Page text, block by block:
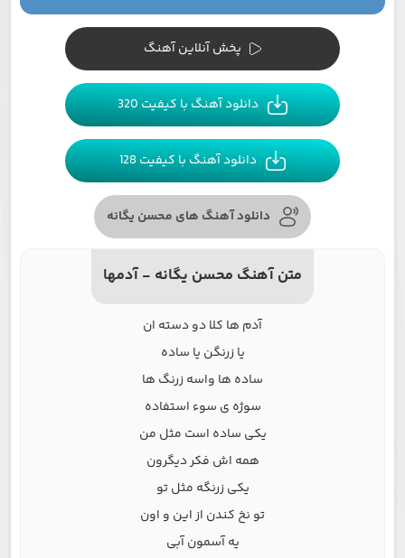
پخش آنلاین آهنگ
دانلود آهنگ با کیفیت 320
دانلود آهنگ با کیفیت 128
دانلود آهنگ های محسن یگانه
متن آهنگ محسن یگانه - آدمها
آدم ها کلا دو دسته ان
یا زرنگن یا ساده
ساده ها واسه زرنگ ها
سوژه ی سوء استفاده
یکی ساده است مثل من
همه اش فکر دیگرون
یکی زرنگه مثل تو
تو نخ کندن از این و اون
یه آسمون آبی